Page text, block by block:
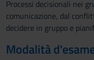
Processi decisionali nei
comunicazione, dal
decidere in gruppo e
Modalità